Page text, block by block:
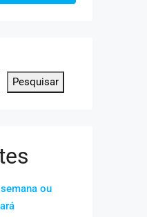
Pesquisar
ou